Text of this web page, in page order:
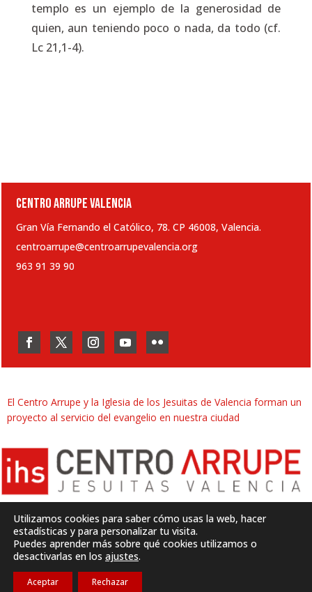
templo es un ejemplo de la generosidad de
quien, aun teniendo poco o nada, da todo (cf.
Lc21,1-4).
CENTRO ARRUPE VALENCIA
Gran Vía Fernando el Católico, 78. CP 46008, Valencia.
centroarrupe@centroarrupevalencia.org
963 91 39 90
El Centro Arrupe y la Iglesia de los Jesuitas de Valencia forman un
proyecto al servicio del evangelio en nuestra ciudad
Desarrollado porSJDigital
Utilizamos cookies para saber cómo usas la web, hacer
estadísticas y para personalizar tu visita.
Puedes aprender más sobre qué cookies utilizamos o
desactivarlas en los ajustes.
Aceptar Rechazar